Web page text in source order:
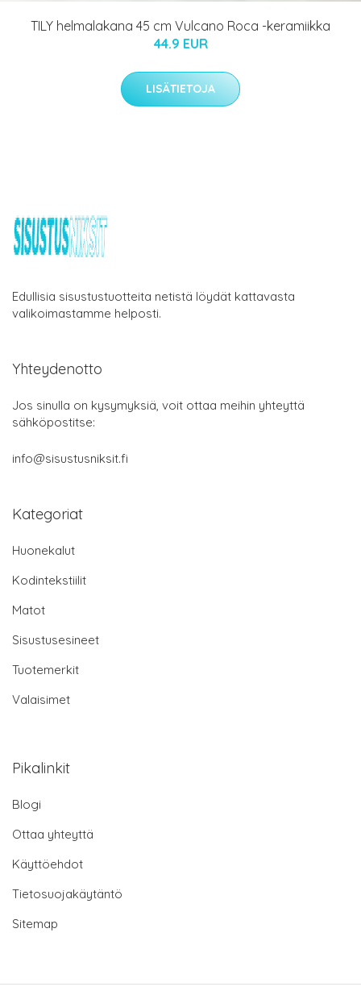
TILY helmalakana 45 cm Vulcano Roca -keramiikka
44.9 EUR
LISÄTIETOJA
Edullisia sisustustuotteita netistä löydät kattavasta
valikoimastamme helposti.
Yhteydenotto
Jos sinulla on kysymyksiä, voit ottaa meihin yhteyttä
sähköpostitse:
info@sisustusniksit.fi
Kategoriat
Huonekalut
Kodintekstiilit
Matot
Sisustusesineet
Tuotemerkit
Valaisimet
Pikalinkit
Blogi
Ottaa yhteyttä
Käyttöehdot
Tietosuojakäytäntö
Sitemap